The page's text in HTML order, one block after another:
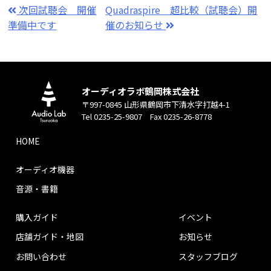
次回試聴会 開催
準備中です
Quadraspire 超比較（試聴会）開
催のお知らせ
オーディオラボ鶴岡株式会社
〒997-0845 山形県鶴岡市下清水字打越4-1
Tel 0235-25-9807 Fax 0235-26-8778
HOME
オーディオ機器
音源・書籍
購入ガイド
店舗ガイド・地図
お問い合わせ
イベント
お知らせ
スタッフブログ